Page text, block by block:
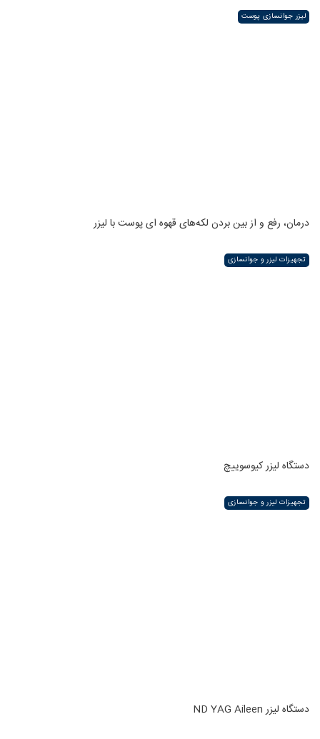
لیزر جوانسازی پوست
درمان، رفع و از بین بردن لکه‌های قهوه ای پوست با لیزر
تجهیزات لیزر و جوانسازی
دستگاه لیزر کیوسوییچ
تجهیزات لیزر و جوانسازی
دستگاه لیزر ND YAG Aileen